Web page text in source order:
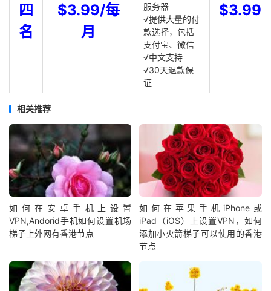
四
名
$3.99/每
月
服务器
√提供大量的付
款选择，包括
支付宝、微信
√中文支持
√30天退款保
证
$3.99
相关推荐
如何在安卓手机上设置
VPN,Andorid手机如何设置机场
梯子上外网有香港节点
如何在苹果手机iPhone或
iPad（iOS）上设置VPN，如何
添加小火箭梯子可以使用的香港
节点